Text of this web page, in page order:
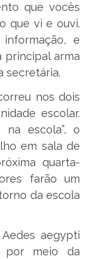
que vocês
que vi e ouvi.
informação, e
principal arma
secretária.
nos dois
escolar.
na escola”, o
em sala de
quarta-
farão um
da escola
aegypti
por meio da